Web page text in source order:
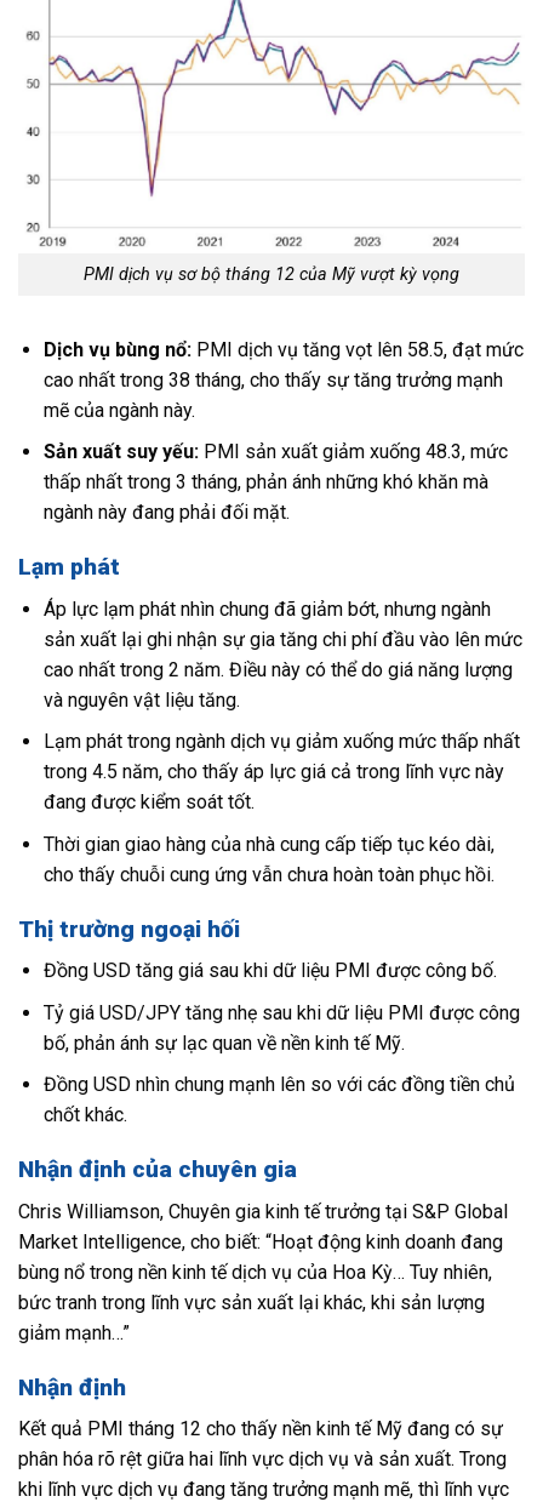
PMI dịch vụ sơ bộ tháng 12 của Mỹ vượt kỳ vọng
Dịch vụ bùng nổ:PMI dịch vụ tăng vọt lên 58.5, đạt mức
cao nhất trong 38 tháng, cho thấy sự tăng trưởng mạnh
mẽ của ngành này.
Sản xuất suy yếu:PMI sản xuất giảm xuống 48.3, mức
thấp nhất trong 3 tháng, phản ánh những khó khăn mà
ngành này đang phải đối mặt.
Lạm phát
Áp lực lạm phát nhìn chung đã giảm bớt, nhưng ngành
sản xuất lại ghi nhận sự gia tăng chi phí đầu vào lên mức
cao nhất trong 2 năm. Điều này có thể do giá năng lượng
và nguyên vật liệu tăng.
Lạm phát trong ngành dịch vụ giảm xuống mức thấp nhất
trong 4.5 năm, cho thấy áp lực giá cả trong lĩnh vực này
đang được kiểm soát tốt.
Thời gian giao hàng của nhà cung cấp tiếp tục kéo dài,
cho thấy chuỗi cung ứng vẫn chưa hoàn toàn phục hồi.
Thị trường ngoại hối
Đồng USD tăng giá sau khi dữ liệu PMI được công bố.
Tỷ giá USD/JPY tăng nhẹ sau khi dữ liệu PMI được công
bố, phản ánh sự lạc quan về nền kinh tế Mỹ.
Đồng USD nhìn chung mạnh lên so với các đồng tiền chủ
chốt khác.
Nhận định của chuyên gia
Chris Williamson, Chuyên gia kinh tế trưởng tại S&P Global
Market Intelligence, cho biết: “Hoạt động kinh doanh đang
bùng nổ trong nền kinh tế dịch vụ của Hoa Kỳ… Tuy nhiên,
bức tranh trong lĩnh vực sản xuất lại khác, khi sản lượng
giảm mạnh…”
Nhận định
Kết quả PMI tháng 12 cho thấy nền kinh tế Mỹ đang có sự
phân hóa rõ rệt giữa hai lĩnh vực dịch vụ và sản xuất. Trong
khi lĩnh vực dịch vụ đang tăng trưởng mạnh mẽ, thì lĩnh vực